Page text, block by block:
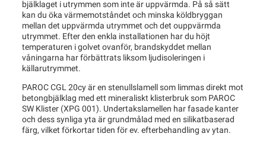
bjälklaget i utrymmen som inte är uppvärmda. På så sätt
kan du öka värmemotståndet och minska köldbryggan
mellan det uppvärmda utrymmet och det ouppvärmda
utrymmet. Efter den enkla installationen har du höjt
temperaturen i golvet ovanför, brandskyddet mellan
våningarna har förbättrats liksom ljudisoleringen i
källarutrymmet.
PAROC CGL 20cy är en stenullslamell som limmas direkt mot
betongbjälklag med ett mineraliskt klisterbruk som PAROC
SW Klister (XPG 001). Undertakslamellen har fasade kanter
och dess synliga yta är grundmålad med en silikatbaserad
färg, vilket förkortar tiden för ev. efterbehandling av ytan.